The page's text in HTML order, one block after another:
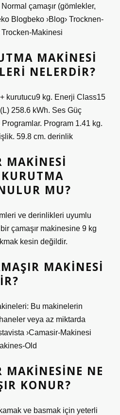
çamaşır (gömlekler,
Blogbeko ›Blog› Trocknen-
Makinesi
MAKINESI
NELERDIR?
kurutucu9 kg. Enerji Class15
258.6 kWh. Ses Güç
Program 1.41 kg.
59.8 cm. derinlik
MAKINESI
MU?
ve derinlikleri uyumlu
çamaşır makinesine 9 kg
kesin değildir.
MAKINESI
Bu makinelerin
veya az miktarda
›Camasir-Makinesi
Old
MAKINESINE NE
KONUR?
ve basmak için yeterli